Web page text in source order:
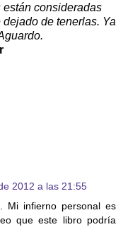
están consideradas
de tenerlas. Ya
2012 a las 21:55
Mi infierno personal es
que este libro podría